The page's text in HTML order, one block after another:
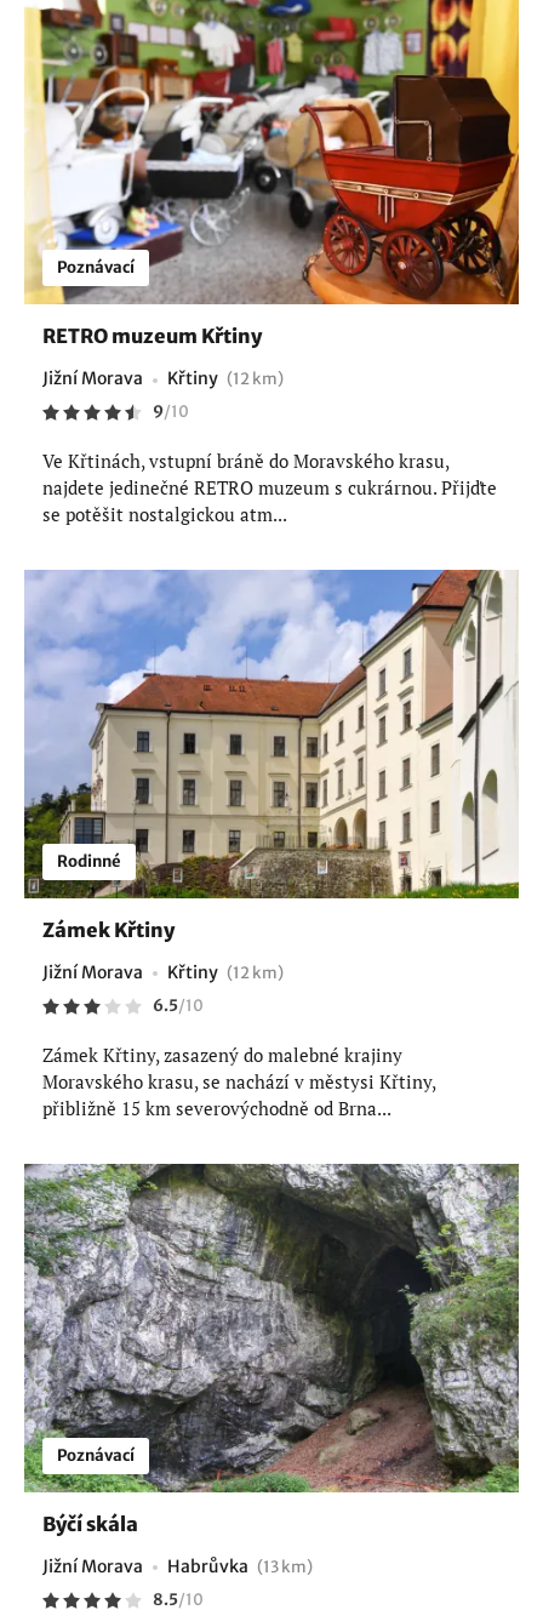
Poznávací
RETRO muzeum Křtiny
Jižní Morava Křtiny (12 km)
9/10
Ve Křtinách, vstupní bráně do Moravského krasu,
najdete jedinečné RETRO muzeum s cukrárnou. Přijďte
se potěšit nostalgickou atm...
Rodinné
Zámek Křtiny
Jižní Morava Křtiny (12 km)
6.5/10
Zámek Křtiny, zasazený do malebné krajiny
Moravského krasu, se nachází v městysi Křtiny,
přibližně 15 km severovýchodně od Brna...
Poznávací
Býčí skála
Jižní Morava Habrůvka (13 km)
8.5/10